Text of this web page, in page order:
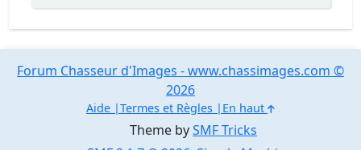
Theme bySMF Tricks
Forum Chasseur d'Images - www.chassimages.com ©
2026
Aide Termes et Règles En haut